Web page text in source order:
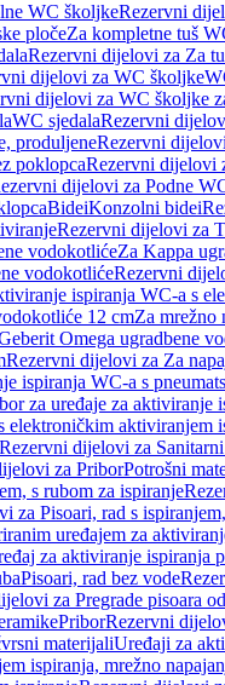
WC školjkeRezervni
pločeZa kompletne tuš
Rezervni dijelovi za Za
dijelovi za WC školjke
dijelovi za WC školjke
WC sjedalaRezervni
produljeneRezervni
poklopcaRezervni dijelovi
dijelovi za Podne
BideiKonzolni bidei
Rezervni dijelovi za
vodokotlićeZa Kappa
vodokotlićeRezervni
ispiranja WC-a s
12 cmZa mrežno
Omega ugradbene
Rezervni dijelovi za Za
ispiranja WC-a s
za uređaje za aktiviranje
elektroničkim aktiviranjem
Rezervni dijelovi za
za PriborPotrošni
s rubom za ispiranje
za Pisoari, rad s
uređajem za
za aktiviranje ispiranja
Pisoari, rad bez vode
za Pregrade pisoara
PriborRezervni
materijaliUređaji za
ispiranja, mrežno